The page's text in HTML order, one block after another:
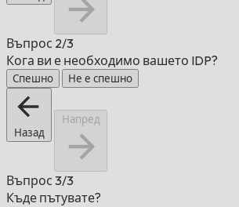
Въпрос 2/3
Кога ви е необходимо вашето IDP?
Спешно Не е спешно
Назад
Напред
Въпрос 3/3
Къде пътувате?